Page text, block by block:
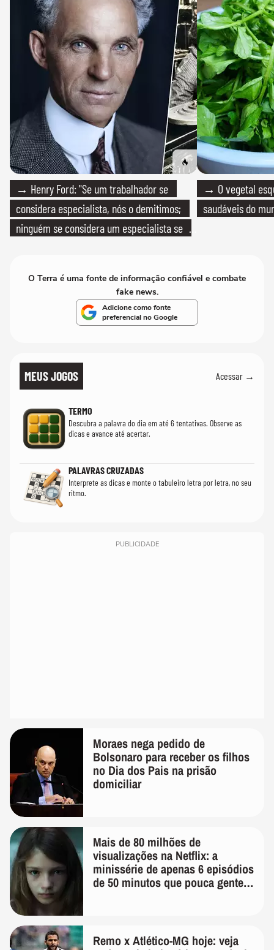
→ Henry Ford: "Se um trabalhador se
considera especialista, nós o demitimos;
ninguém se considera um especialista se
→ O vegetal
saudáveis do
O Terra é uma fonte de informação confiável e combate
fake news.
Adicione como fonte
preferencial no Google
MEUS JOGOS Acessar →
TERMO
Descubra a palavra do dia em até 6 tentativas. Observe as
dicas e avance até acertar.
PALAVRAS CRUZADAS
Interprete as dicas e monte o tabuleiro letra por letra, no seu
ritmo.
PUBLICIDADE
Moraes nega pedido de
Bolsonaro para receber os filhos
no Dia dos Pais na prisão
domiciliar
Mais de 80 milhões de
visualizações na Netflix: a
minissérie de apenas 6 episódios
de 50 minutos que pouca gente
Remo x Atlético-MG hoje: veja